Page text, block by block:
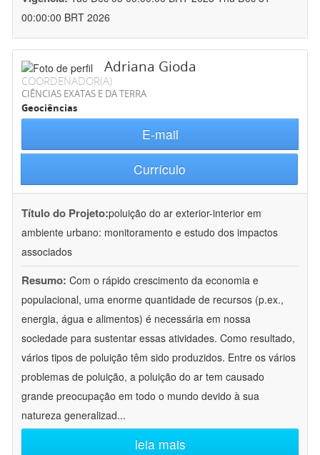
00:00:00 BRT 2026
Adriana Gioda
COORDENADOR(A)
CIÊNCIAS EXATAS E DA TERRA
Geociências
E-mail
Currículo
Título do Projeto:poluição do ar exterior-interior em
ambiente urbano: monitoramento e estudo dos impactos
associados
Resumo: Com o rápido crescimento da economia e
populacional, uma enorme quantidade de recursos (p.ex.,
energia, água e alimentos) é necessária em nossa
sociedade para sustentar essas atividades. Como resultado,
vários tipos de poluição têm sido produzidos. Entre os vários
problemas de poluição, a poluição do ar tem causado
grande preocupação em todo o mundo devido à sua
natureza generalizad...
leia mais